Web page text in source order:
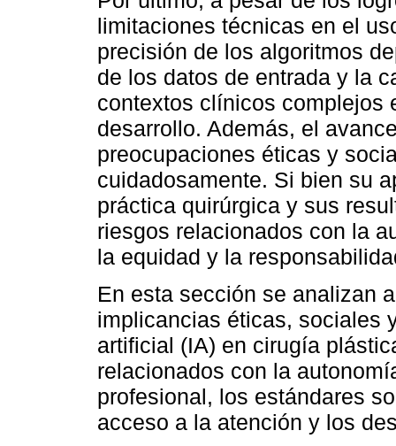
limitaciones técnicas en el
precisión de los algoritmos
de los datos de entrada y la
contextos clínicos complejos
desarrollo. Además, el
preocupaciones éticas y
cuidadosamente. Si bien su
práctica quirúrgica y sus
riesgos relacionados con la
la equidad y la
En esta sección se analizan
implicancias éticas, sociales
artificial (IA) en cirugía
relacionados con la
profesional, los estándares
acceso a la atención y los